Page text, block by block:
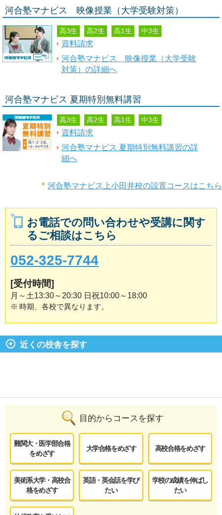
河合塾マナビス上小田井校の設置コースはこちら
河合塾マナビス 映像授業（大学受験対策）
高3生 高2生 高1生 中3生
資料請求
河合塾マナビス 映像授業（大学受験
対策）の詳細へ
河合塾マナビス 夏期特別無料講習
高3生 高2生 高1生 中3生
資料請求
河合塾マナビス 夏期特別無料講習の詳
細へ
お電話での問い合わせや受講に関す
るご相談はこちら
052-325-7744
[受付時間]
月～土13:30～20:30 日祝10:00～18:00
※ 時期、各校で異なります。
近くの校舎を探す
目的からコースを探す
難関大・医学部合格
をめざす
大学合格をめざす 高校合格をめざす
美術系大学・高校合
格をめざす
英語・英会話を学び
たい
学校の成績を伸ばし
たい